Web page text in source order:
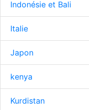
Indonésie et Bali
Italie
Japon
kenya
Kurdistan